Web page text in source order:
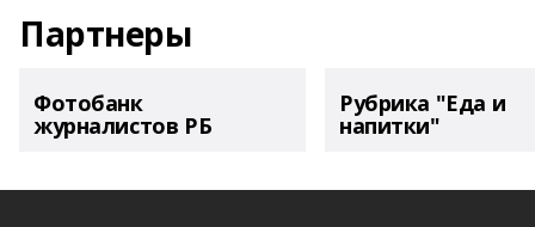
Партнеры
Фотобанк
журналистов РБ
Рубрика "Еда и
напитки"